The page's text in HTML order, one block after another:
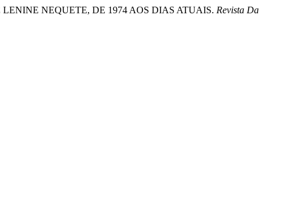
LENINE NEQUETE, DE 1974 AOS DIAS ATUAIS. Revista Da